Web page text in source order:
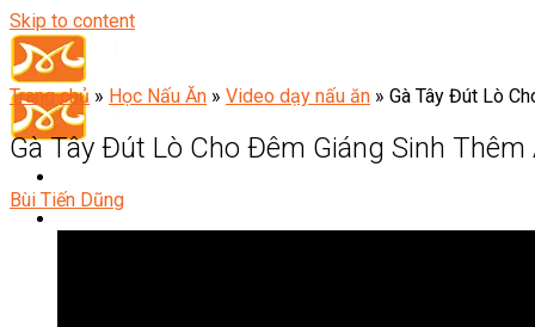
Skip to content
Trang chủ » Học Nấu Ăn » Video dạy nấu ăn » Gà Tây Đút Lò
Gà Tây Đút Lò Cho Đêm Giáng Sinh Thêm
Bùi Tiến Dũng